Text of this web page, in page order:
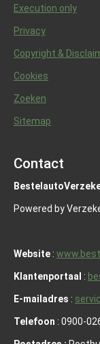
Execution only
Privacy
Copyright &
Cookies
Zoeken
Sitemap
Contact
Powered by
Website :
Klantenportaal :
E-mailadres :
Telefoon : 0900-